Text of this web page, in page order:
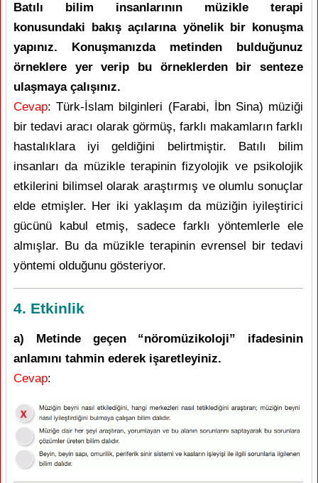
Batılı bilim insanlarının müzikle terapi
konusundaki bakış açılarına yönelik bir konuşma
yapınız. Konuşmanızda metinden bulduğunuz
örneklere yer verip bu örneklerden bir senteze
ulaşmaya çalışınız.
Cevap: Türk-İslam bilginleri (Farabi, İbn Sina) müziği
bir tedavi aracı olarak görmüş, farklı makamların farklı
hastalıklara iyi geldiğini belirtmiştir. Batılı bilim
insanları da müzikle terapinin fizyolojik ve psikolojik
etkilerini bilimsel olarak araştırmış ve olumlu sonuçlar
elde etmişler. Her iki yaklaşım da müziğin iyileştirici
gücünü kabul etmiş, sadece farklı yöntemlerle ele
almışlar. Bu da müzikle terapinin evrensel bir tedavi
yöntemi olduğunu gösteriyor.
4. Etkinlik
a) Metinde geçen “nöromüzikoloji” ifadesinin
anlamını tahmin ederek işaretleyiniz.
Cevap: